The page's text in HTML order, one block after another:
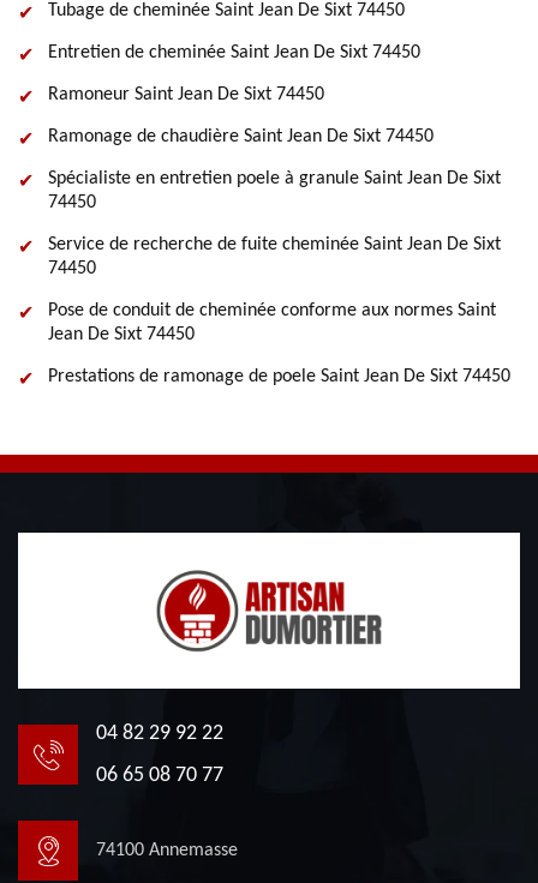
Tubage de cheminée Saint Jean De Sixt 74450
Entretien de cheminée Saint Jean De Sixt 74450
Ramoneur Saint Jean De Sixt 74450
Ramonage de chaudière Saint Jean De Sixt 74450
Spécialiste en entretien poele à granule Saint Jean De Sixt
74450
Service de recherche de fuite cheminée Saint Jean De Sixt
74450
Pose de conduit de cheminée conforme aux normes Saint
Jean De Sixt 74450
Prestations de ramonage de poele Saint Jean De Sixt 74450
04 82 29 92 22
06 65 08 70 77
74100 Annemasse